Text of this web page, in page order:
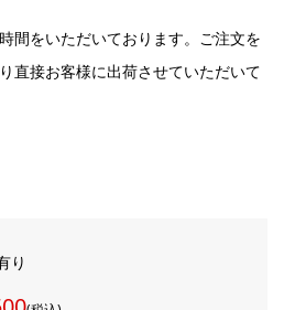
間をいただいております。ご注文を
直接お客様に出荷させていただいて
り